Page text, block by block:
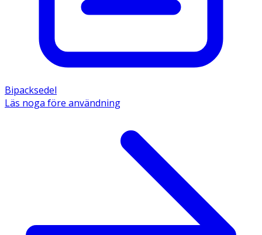
Bipacksedel
Läs noga före användning